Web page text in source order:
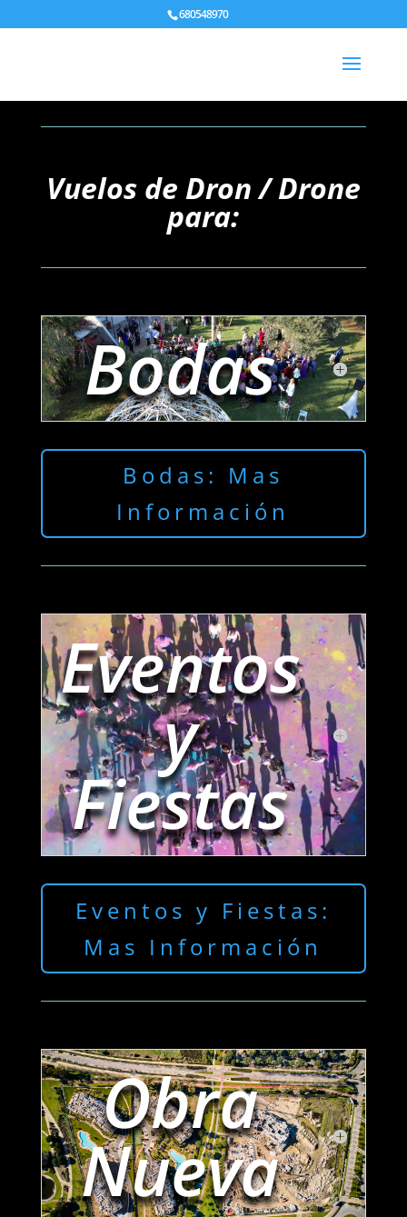
680548970
Vuelos de Dron / Drone
para:
Bodas
Bodas: Mas
Información
Eventos
y
Fiestas
Eventos y Fiestas:
Mas Información
Obra
Nueva